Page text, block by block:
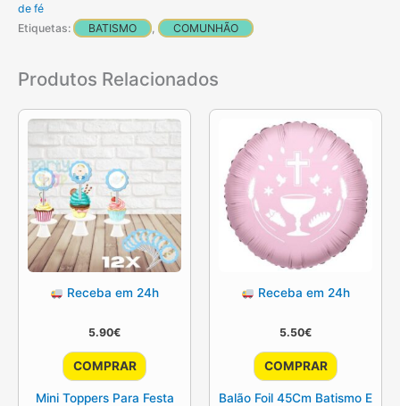
de fé
Etiquetas:
BATISMO COMUNHÃO
Produtos Relacionados
Receba em 24h
5.90€
COMPRAR
Mini Toppers Para Festa
Receba em 24h
5.50€
COMPRAR
Balão Foil 45Cm Batismo E